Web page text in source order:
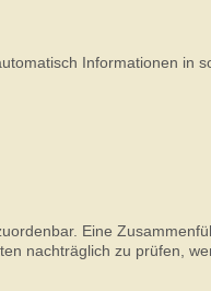
Informationen in
Eine
nachträglich zu prüfen,